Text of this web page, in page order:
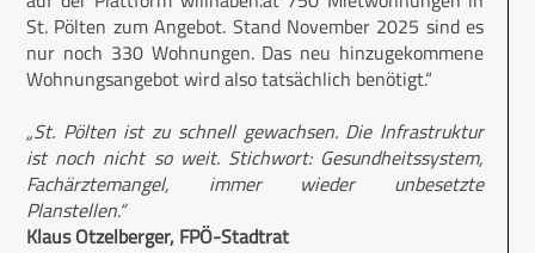
St. Pölten zum Angebot. Stand November 2025 sind es
nur noch 330 Wohnungen. Das neu hinzugekommene
Wohnungsangebot wird also tatsächlich benötigt.“
„St. Pölten ist zu schnell gewachsen. Die Infrastruktur
ist noch nicht so weit. Stichwort: Gesundheitssystem,
Fachärztemangel, immer wieder unbesetzte
Planstellen.“
Klaus Otzelberger, FPÖ-Stadtrat